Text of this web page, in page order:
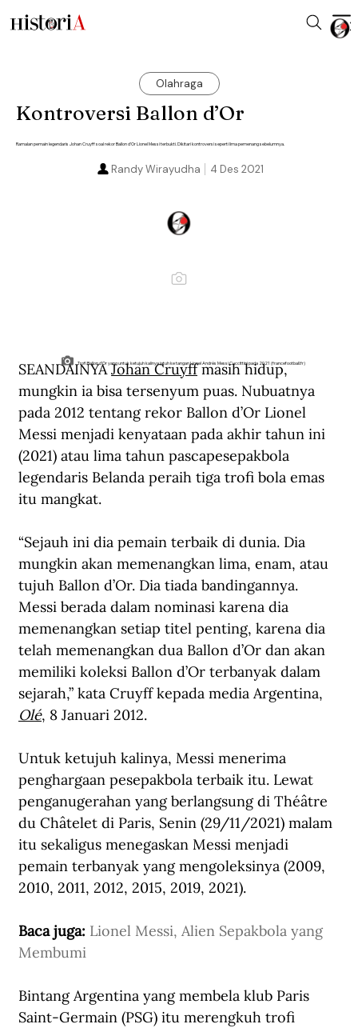
Olahraga
Kontroversi Ballon d’Or
Ramalan pemain legendaris Johan Cruyff soal rekor Ballon d’Or Lionel Messi terbukti. Dikitari kontroversi seperti lima pemenang sebelumnya.
4 Des 2021
Randy Wirayudha
Trofi Ballon d'Or yang untuk ketujuh kalinya jatuh ke tangan Lionel Andrés Messi Cuccittini pada 2021 (francefootball.fr)
SEANDAINYA Johan Cruyff masih hidup,
mungkin ia bisa tersenyum puas. Nubuatnya
pada 2012 tentang rekor Ballon d’Or Lionel
Messi menjadi kenyataan pada akhir tahun ini
(2021) atau lima tahun pascapesepakbola
legendaris Belanda peraih tiga trofi bola emas
itu mangkat.
“Sejauh ini dia pemain terbaik di dunia. Dia
mungkin akan memenangkan lima, enam, atau
tujuh Ballon d’Or. Dia tiada bandingannya.
Messi berada dalam nominasi karena dia
memenangkan setiap titel penting, karena dia
telah memenangkan dua Ballon d’Or dan akan
memiliki koleksi Ballon d’Or terbanyak dalam
sejarah,” kata Cruyff kepada media Argentina,
Olé, 8 Januari 2012.
Untuk ketujuh kalinya, Messi menerima
penghargaan pesepakbola terbaik itu. Lewat
penganugerahan yang berlangsung di Théâtre
du Châtelet di Paris, Senin (29/11/2021) malam
itu sekaligus menegaskan Messi menjadi
pemain terbanyak yang mengoleksinya (2009,
2010, 2011, 2012, 2015, 2019, 2021).
Baca juga: Lionel Messi, Alien Sepakbola yang
Membumi
Bintang Argentina yang membela klub Paris
Saint-Germain (PSG) itu merengkuh trofi